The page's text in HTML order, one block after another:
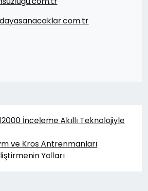
İnceleme Akıllı Teknolojiyle
ve Kros Antrenmanları
Yolları